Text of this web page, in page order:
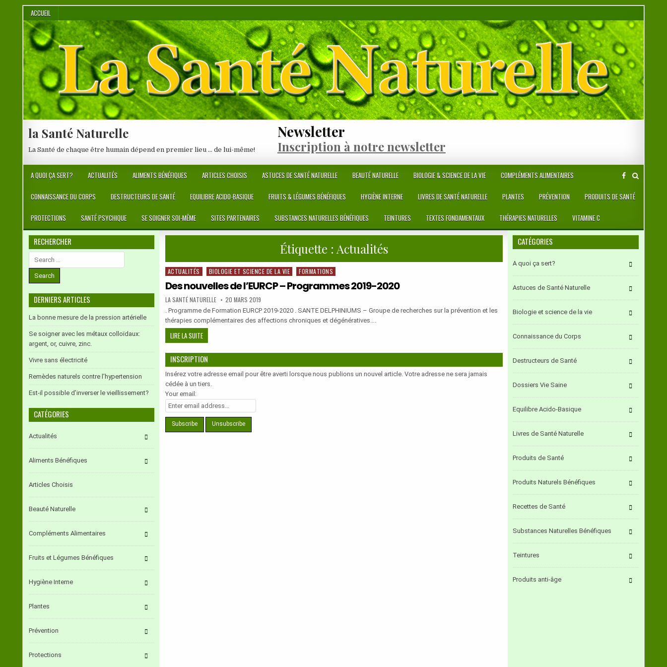
ACCUEIL
la Santé Naturelle
La Santé de chaque être humain dépend en premier lieu … de lui-même!
Newsletter
Inscription à notre newsletter
A QUOI ÇA SERT? ACTUALITÉS ALIMENTS BÉNÉFIQUES ARTICLES CHOISIS ASTUCES DE SANTÉ NATURELLE BEAUTÉ NATURELLE BIOLOGIE & SCIENCE DE LA VIE COMPLÉMENTS ALIMENTAIRES
CONNAISSANCE DU CORPS DESTRUCTEURS DE SANTÉ EQUILIBRE ACIDO-BASIQUE FRUITS & LÉGUMES BÉNÉFIQUES HYGIÈNE INTERNE LIVRES DE SANTÉ NATURELLE PLANTES PRÉVENTION PRODUITS DE SANTÉ
PROTECTIONS SANTÉ PSYCHIQUE SE SOIGNER SOI-MÊME SITES PARTENAIRES SUBSTANCES NATURELLES BÉNÉFIQUES TEINTURES TEXTES FONDAMENTAUX THÉRAPIES NATURELLES VITAMINE C
Étiquette : Actualités
Posted
in
ACTUALITÉS BIOLOGIE ET SCIENCE DE LA VIE FORMATIONS
Des nouvelles de l’EURCP – Programmes 2019-2020
AUTHOR:
LA SANTÉ NATURELLE PUBLISHED
DATE:
20 MARS 2019
. Programme de Formation EURCP 2019-2020 . SANTE DELPHINIUMS – Groupe de recherches sur la prévention et les
thérapies complémentaires des affections chroniques et dégénératives….
LIRE LA SUITEDES
NOUVELLES
DE
L’EURCP
–
PROGRAMMES
2020
INSCRIPTION
Insérez votre adresse email pour être averti lorsque nous publions un nouvel article. Votre adresse ne sera jamais
cédée à un tiers.
Your email:
RECHERCHER
Search
for:
DERNIERS ARTICLES
La bonne mesure de la pression artérielle
Se soigner avec les métaux colloïdaux:
argent, or, cuivre, zinc.
Vivre sans électricité
Remèdes naturels contre l’hypertension
Est-il possible d’inverser le vieillissement?
CATÉGORIES
Actualités
Aliments Bénéfiques
Articles Choisis
Beauté Naturelle
Compléments Alimentaires
Fruits et Légumes Bénéfiques
Hygiène Interne
Plantes
Prévention
Protections
CATÉGORIES
A quoi ça sert?
Astuces de Santé Naturelle
Biologie et science de la vie
Connaissance du Corps
Destructeurs de Santé
Dossiers Vie Saine
Equilibre Acido-Basique
Livres de Santé Naturelle
Produits de Santé
Produits Naturels Bénéfiques
Recettes de Santé
Substances Naturelles Bénéfiques
Teintures
Produits anti-âge